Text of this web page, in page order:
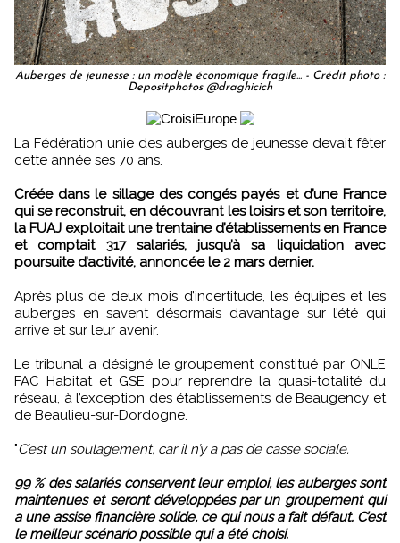
Auberges de jeunesse : un modèle économique fragile... - Crédit photo :
Depositphotos @draghicich
La Fédération unie des auberges de jeunesse devait fêter
cette année ses 70 ans.
Créée dans le sillage des congés payés et d’une France
qui se reconstruit, en découvrant les loisirs et son territoire,
la FUAJ exploitait une trentaine d’établissements en France
et comptait 317 salariés, jusqu’à sa liquidation avec
poursuite d’activité, annoncée le 2 mars dernier.
Après plus de deux mois d’incertitude, les équipes et les
auberges en savent désormais davantage sur l’été qui
arrive et sur leur avenir.
Le tribunal a désigné le groupement constitué par ONLE
FAC Habitat et GSE pour reprendre la quasi-totalité du
réseau, à l’exception des établissements de Beaugency et
de Beaulieu-sur-Dordogne.
"C’est un soulagement, car il n’y a pas de casse sociale.
99 % des salariés conservent leur emploi, les auberges sont
maintenues et seront développées par un groupement qui
a une assise financière solide, ce qui nous a fait défaut. C’est
le meilleur scénario possible qui a été choisi.